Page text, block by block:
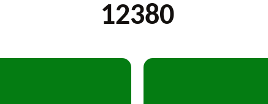
12380